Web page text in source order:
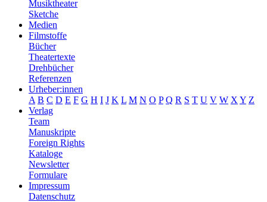
Musiktheater
Sketche
Medien
Filmstoffe
Bücher
Theatertexte
Drehbücher
Referenzen
Urheber:innen
A B C D E F G H I J K L M N O P Q R S T U V W X Y Z
Verlag
Team
Manuskripte
Foreign Rights
Kataloge
Newsletter
Formulare
Impressum
Datenschutz